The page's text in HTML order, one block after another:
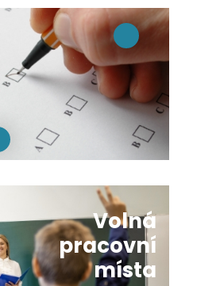
Volná
pracovní
místa